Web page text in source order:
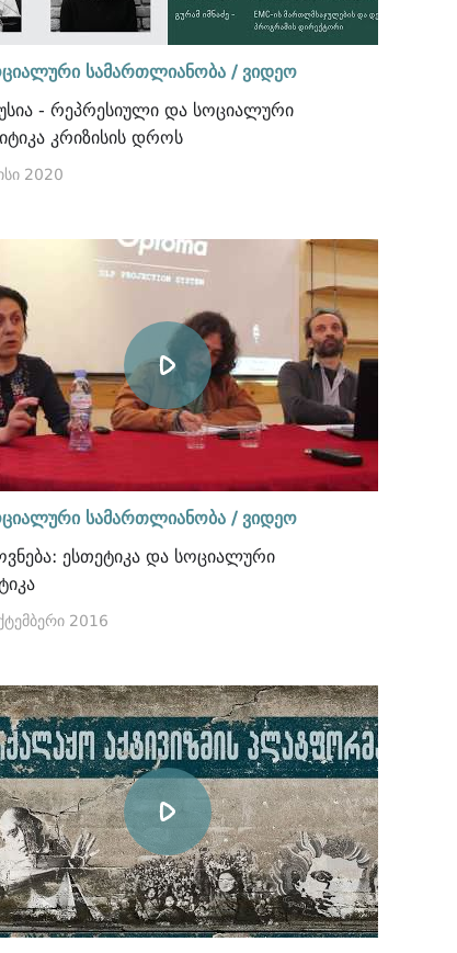
სამართლიანობა / ვიდეო
- რეპრესიული და სოციალური
კრიზისის დროს
2020
სამართლიანობა / ვიდეო
ესთეტიკა და სოციალური
2016